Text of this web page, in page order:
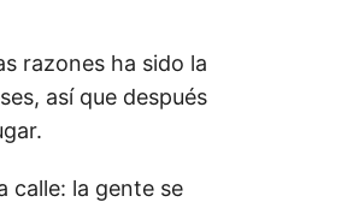
razones ha sido la
así que después
calle: la gente se